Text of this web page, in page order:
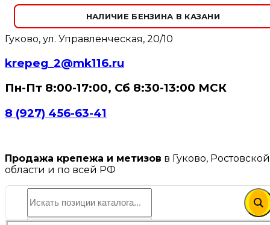
НАЛИЧИЕ БЕНЗИНА В КАЗАНИ
Гуково, ул. Управленческая, 20/10
krepeg_2@mk116.ru
Пн-Пт 8:00-17:00, Сб 8:30-13:00 МСК
8 (927) 456-63-41
Продажа крепежа и метизов в Гуково, Ростовской
области и по всей РФ